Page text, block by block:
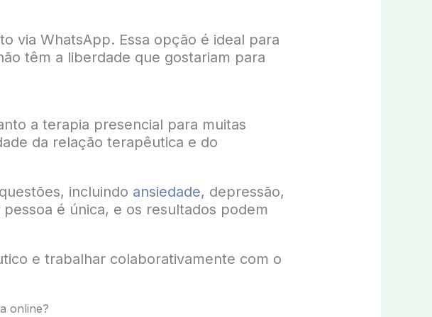
via WhatsApp. Essa opção é ideal para
têm a liberdade que gostariam para
a terapia presencial para muitas
da relação terapêutica e do
incluindo ansiedade, depressão,
é única, e os resultados podem
e trabalhar colaborativamente com o
online?